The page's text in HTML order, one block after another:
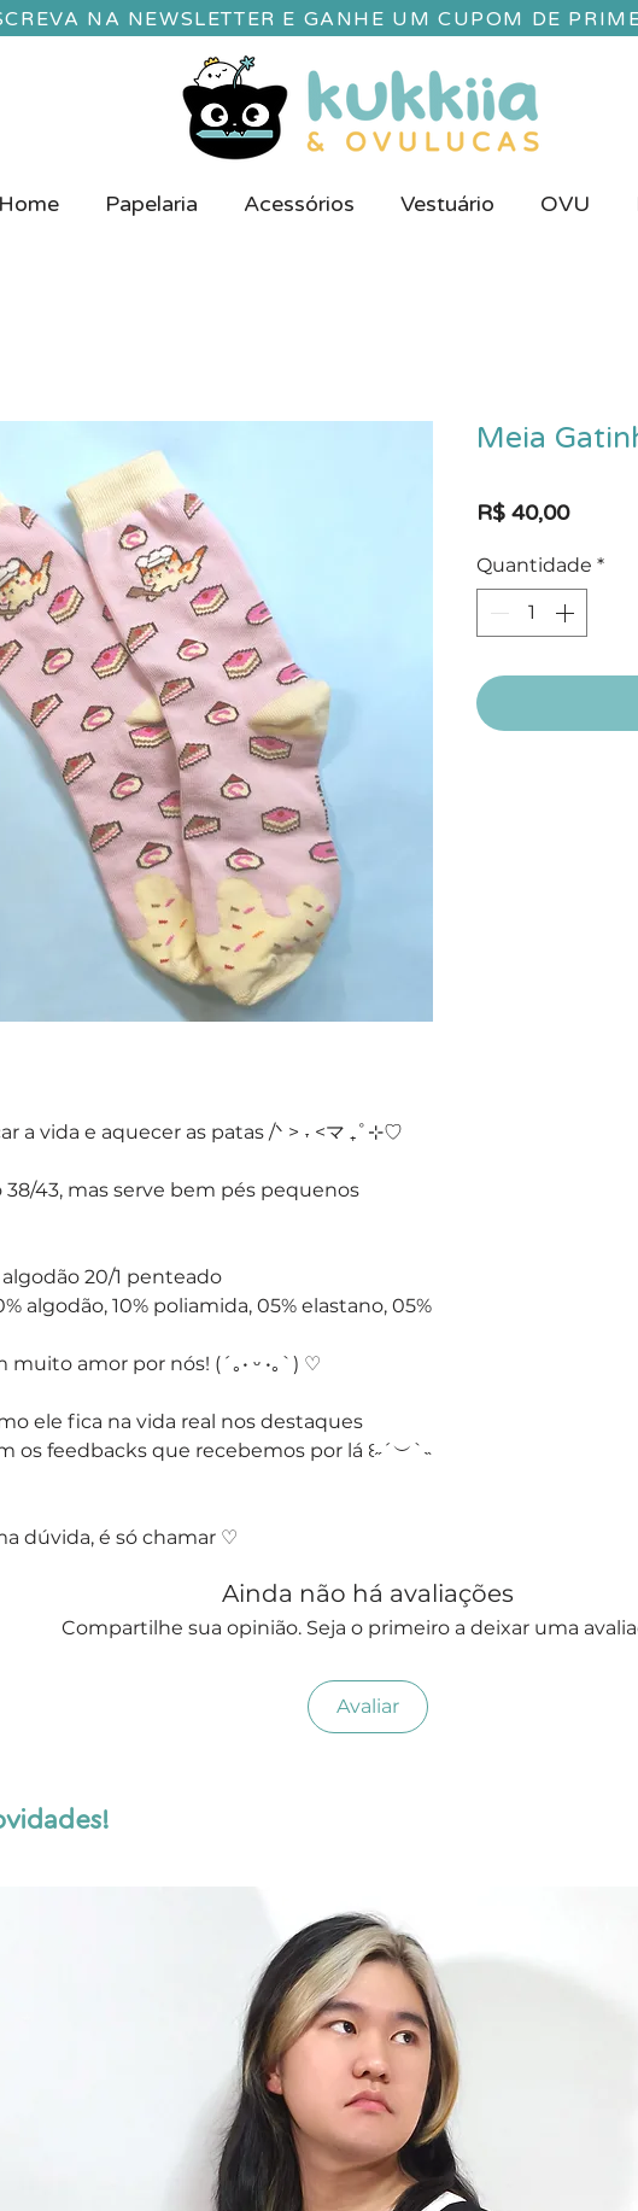
NA NEWSLETTER E GANHE UM CUPOM DE
Home Papelaria Acessórios Vestuário OVU
a vida e aquecer as patas /ᐠ > ˕ <マ ₊˚⊹♡
43, mas serve bem pés pequenos
20/1 penteado
algodão, 10% poliamida, 05% elastano, 05%
amor por nós! (´｡• ᵕ •｡`) ♡
ele fica na vida real nos destaques
os feedbacks que recebemos por lá ꒰˶´︶`˵
dúvida, é só chamar ♡
Meia
R$ 40,00Preço
Quantidade *
Ainda não há avaliações
Compartilhe sua opinião. Seja o primeiro a deixar uma
Avaliar